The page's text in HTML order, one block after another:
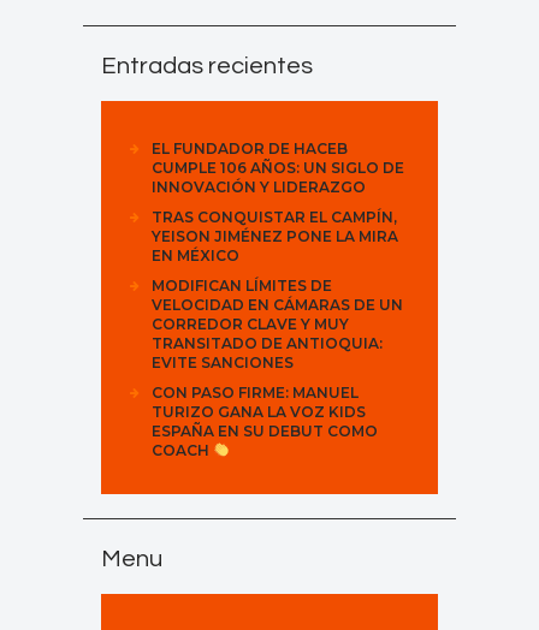
Entradas recientes
EL FUNDADOR DE HACEB
CUMPLE 106 AÑOS: UN SIGLO DE
INNOVACIÓN Y LIDERAZGO
TRAS CONQUISTAR EL CAMPÍN,
YEISON JIMÉNEZ PONE LA MIRA
EN MÉXICO
MODIFICAN LÍMITES DE
VELOCIDAD EN CÁMARAS DE UN
CORREDOR CLAVE Y MUY
TRANSITADO DE ANTIOQUIA:
EVITE SANCIONES
CON PASO FIRME: MANUEL
TURIZO GANA LA VOZ KIDS
ESPAÑA EN SU DEBUT COMO
COACH
Menu